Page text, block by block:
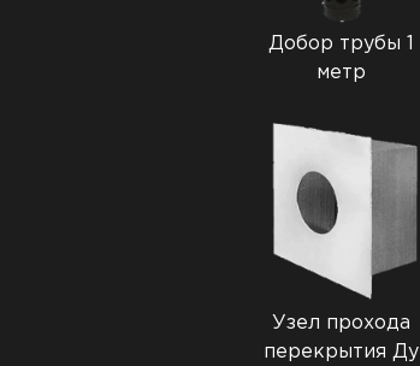
Добор трубы 1
метр
Узел прохода
перекрытия Ду